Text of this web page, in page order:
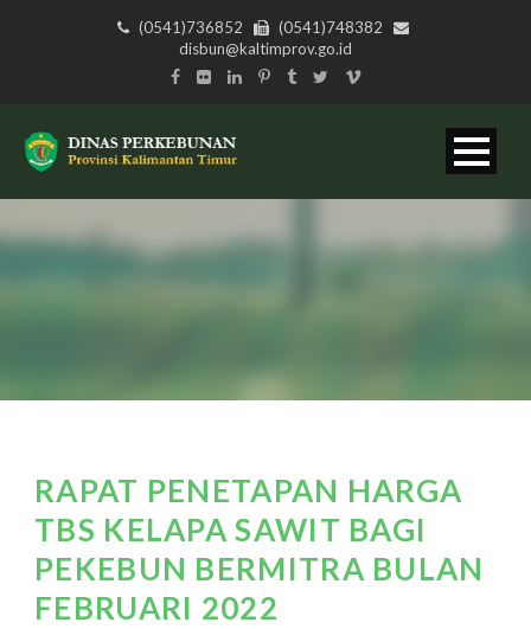
(0541)736852
(0541)748382
disbun@kaltimprov.go.id
RAPAT PENETAPAN HARGA
TBS KELAPA SAWIT BAGI
PEKEBUN BERMITRA BULAN
FEBRUARI 2022